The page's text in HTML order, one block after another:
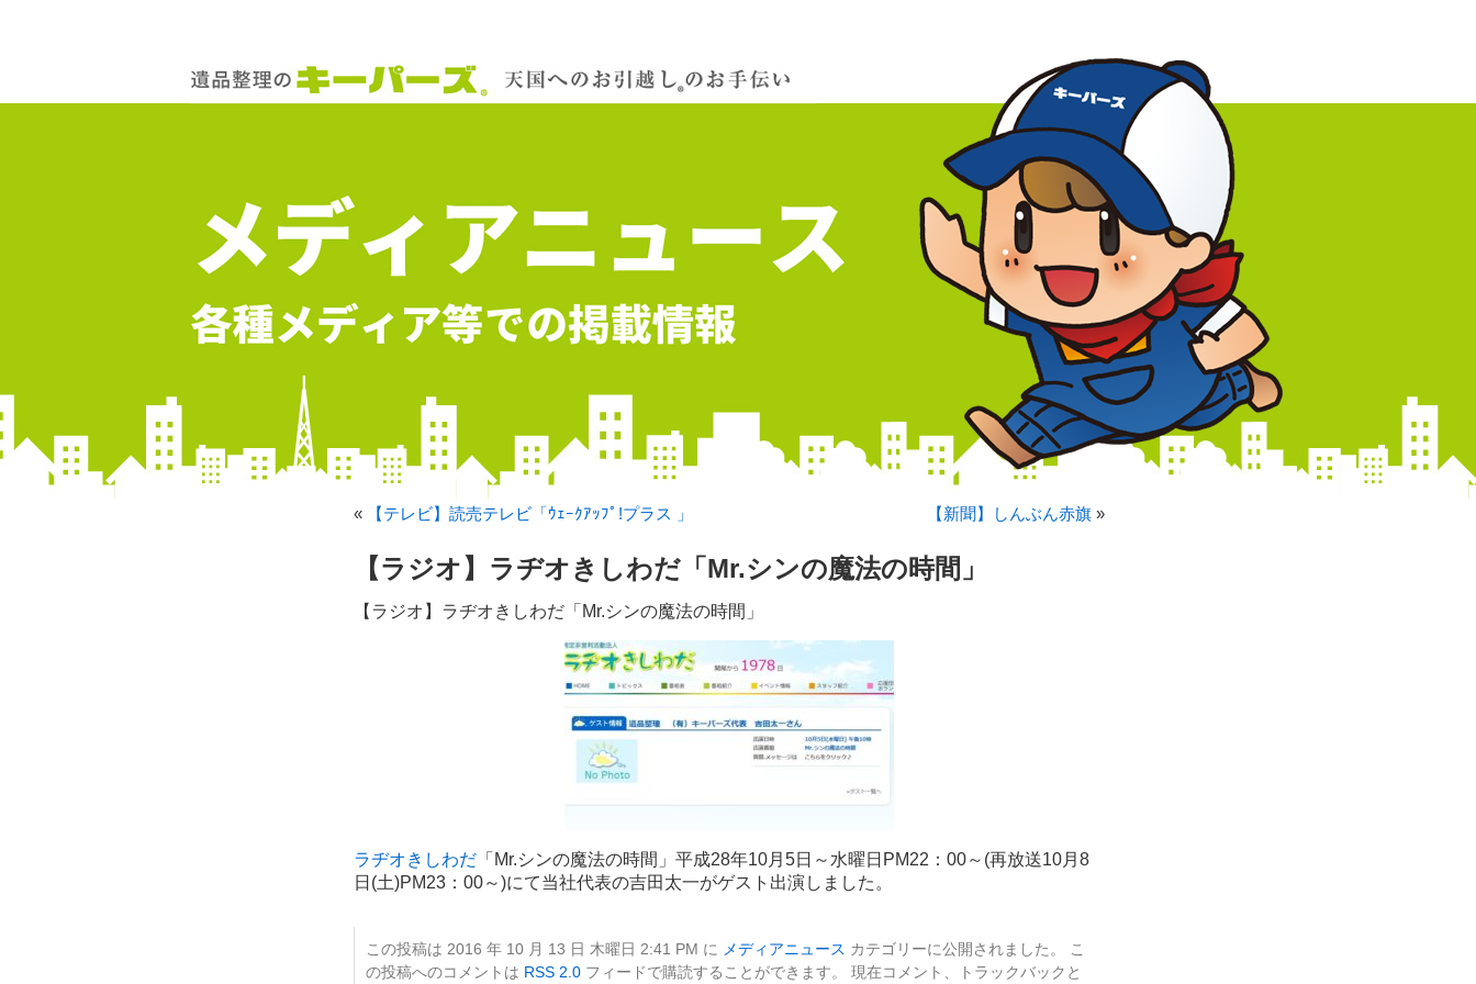
« 【テレビ】読売テレビ「ｳｪｰｸｱｯﾌﾟ!プラス 」 【新聞】しんぶん赤旗 »
【ラジオ】ラヂオきしわだ「Mr.シンの魔法の時間」
【ラジオ】ラヂオきしわだ「Mr.シンの魔法の時間」
ラヂオきしわだ 「Mr.シンの魔法の時間」平成28年10月5日～水曜日PM22：00～(再放送10月8
日(土)PM23：00～)にて当社代表の吉田太一がゲスト出演しました。
この投稿は 2016 年 10 月 13 日 木曜日 2:41 PM に メディアニュース カテゴリーに公開されました。 こ
の投稿へのコメントは RSS 2.0 フィードで購読することができます。 現在コメント、トラックバックと